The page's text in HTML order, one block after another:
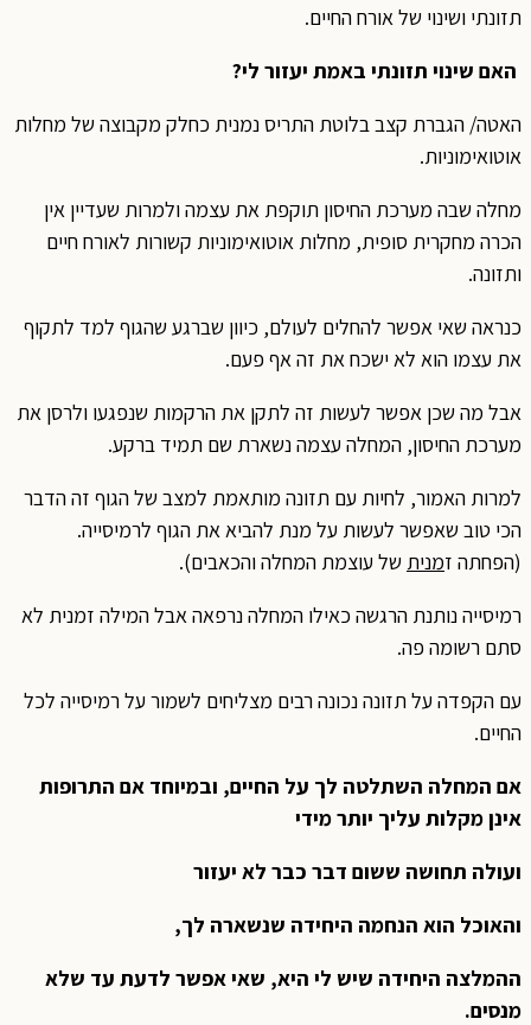
תזונתי ושינוי של אורח החיים.
האם שינוי תזונתי באמת יעזור לי?
האטה/ הגברת קצב בלוטת התריס נמנית כחלק מקבוצה של מחלות
אוטואימוניות.
מחלה שבה מערכת החיסון תוקפת את עצמה ולמרות שעדיין אין
הכרה מחקרית סופית, מחלות אוטואימוניות קשורות לאורח חיים
ותזונה.
כנראה שאי אפשר להחלים לעולם, כיוון שברגע שהגוף למד לתקוף
את עצמו הוא לא ישכח את זה אף פעם.
אבל מה שכן אפשר לעשות זה לתקן את הרקמות שנפגעו ולרסן את
מערכת החיסון, המחלה עצמה נשארת שם תמיד ברקע.
למרות האמור, לחיות עם תזונה מותאמת למצב של הגוף זה הדבר
הכי טוב שאפשר לעשות על מנת להביא את הגוף לרמיסייה.
(הפחתה זמניתשל עוצמת המחלה והכאבים).
רמיסייה נותנת הרגשה כאילו המחלה נרפאה אבל המילה זמנית לא
סתם רשומה פה.
עם הקפדה על תזונה נכונה רבים מצליחים לשמור על רמיסייה לכל
החיים.
אם המחלה השתלטה לך על החיים, ובמיוחד אם התרופות
אינן מקלות עליך יותר מידי
ועולה תחושה ששום דבר כבר לא יעזור
והאוכל הוא הנחמה היחידה שנשארה לך,
ההמלצה היחידה שיש לי היא, שאי אפשר לדעת עד שלא
מנסים.